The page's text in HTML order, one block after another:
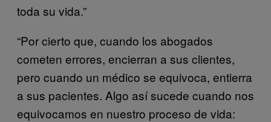
toda su vida.”
“Por cierto que, cuando los abogados
cometen errores, encierran a sus clientes,
pero cuando un médico se equivoca, entierra
a sus pacientes. Algo así sucede cuando nos
equivocamos en nuestro proceso de vida: